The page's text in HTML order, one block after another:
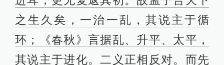
想，在这篇仅用48小时、成文近两万
言、以“Paint me as I am”为目标的传
记中，梁用刚学到手的西学知识，将